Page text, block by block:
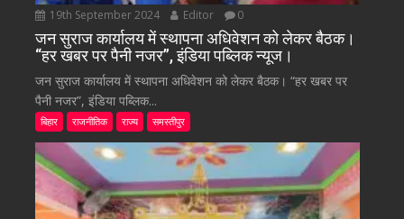
19th September 2024 Editor 0
जन सुराज कार्यालय में स्थापना अधिवेशन को लेकर बैठक।
“हर खबर पर पैनी नजर”, इंडिया पब्लिक न्यूज।
जन सुराज कार्यालय में स्थापना अधिवेशन को लेकर बैठक। “हर खबर पर
पैनी नजर”, इंडिया पब्लिक...
बिहार राजनीतिक राज्य समस्तीपुर